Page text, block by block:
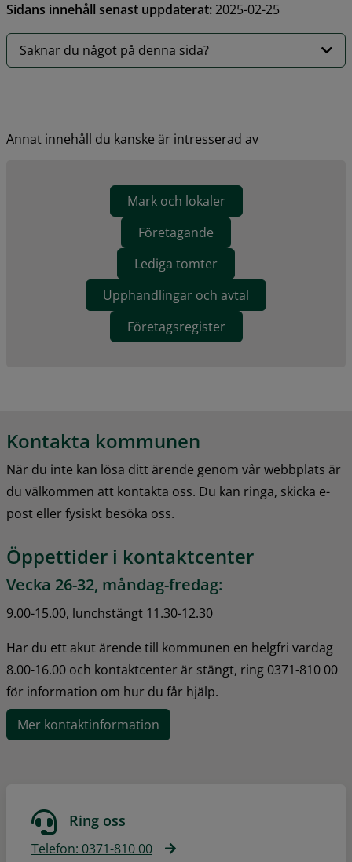
Sidans innehåll senast uppdaterat:2025-02-25
Saknar du något på denna sida?
Annat innehåll du kanske är intresserad av
Mark och lokaler
Företagande
Lediga tomter
Upphandlingar och avtal
Företagsregister
Kontakta kommunen
När du inte kan lösa ditt ärende genom vår webbplats är
du välkommen att kontakta oss. Du kan ringa, skicka e-
post eller fysiskt besöka oss.
Öppettider i kontaktcenter
Vecka 26-32, måndag-fredag:
9.00-15.00, lunchstängt 11.30-12.30
Har du ett akut ärende till kommunen en helgfri vardag
8.00-16.00 och kontaktcenter är stängt, ring 0371-810 00
för information om hur du får hjälp.
Mer kontaktinformation
Ring oss
Telefon: 0371-810 00